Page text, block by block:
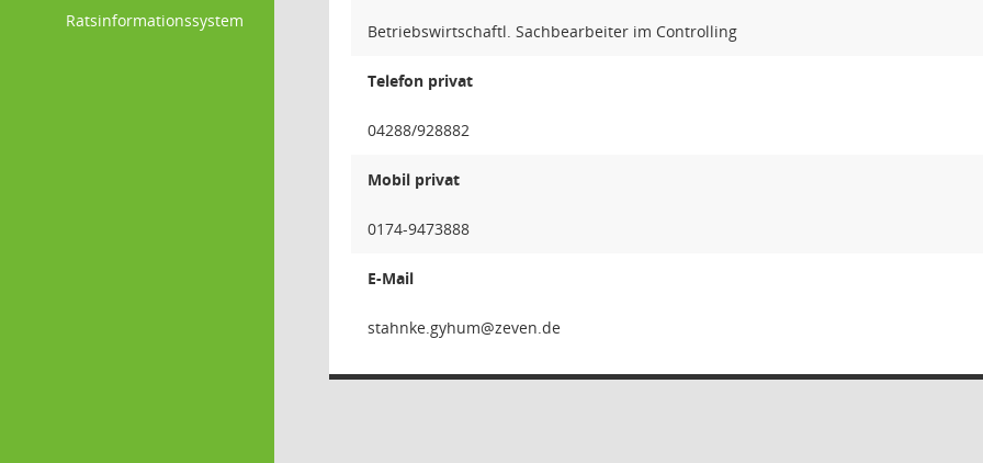
Ratsinformationssystem
Betriebswirtschaftl. Sachbearbeiter im Controlling
Telefon privat
04288/928882
Mobil privat
0174-9473888
E-Mail
muhyg.e